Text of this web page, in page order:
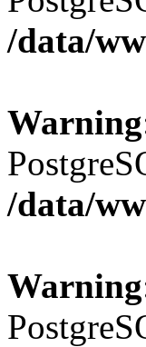
/data/
Warning
/data/
Warning